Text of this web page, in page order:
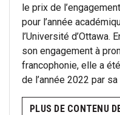
le prix de
pour l’année
l’Université d’Ottawa.
son engagement à
francophonie, elle a
de l’année 2022 par
PLUS DE CONTENU